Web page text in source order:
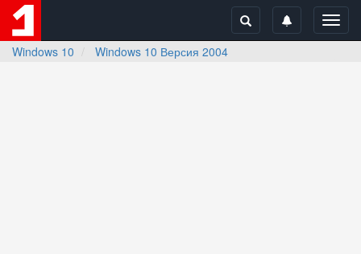
Windows 10
Windows 10 Версия 2004